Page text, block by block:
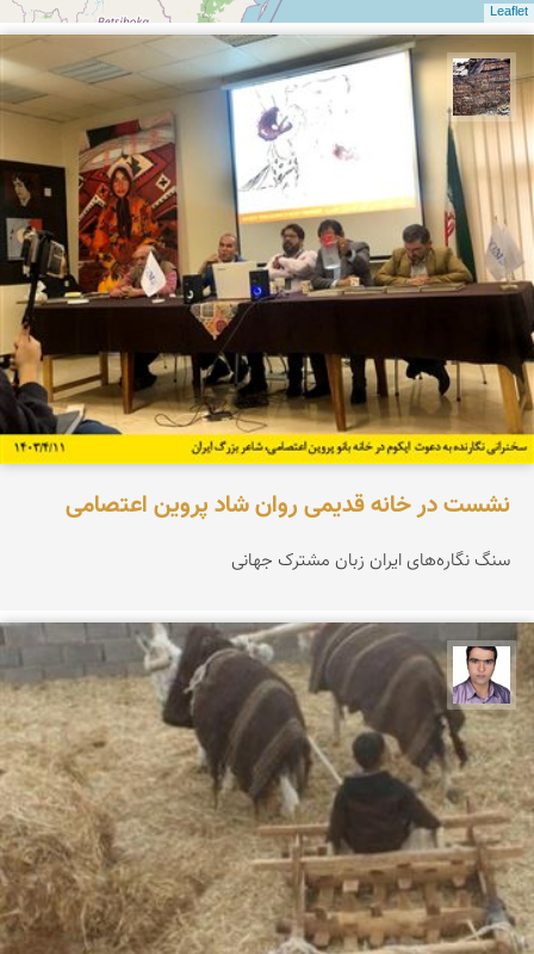
Leaflet
محمد ناصری فرد
نشست در خانه قدیمی روان شاد پروین اعتصامی
سنگ نگاره‌های ایران زبان مشترک جهانی
حسن صفری